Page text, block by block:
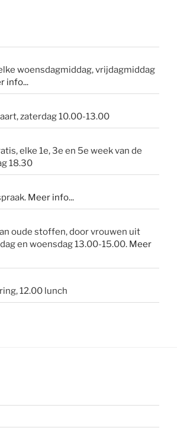
woensdagmiddag, vrijdagmiddag
info...
zaterdag 10.00-13.00
elke 1e, 3e en 5e week van de
18.30
Meer info...
oude stoffen, door vrouwen uit
en woensdag 13.00-15.00. Meer
12.00 lunch